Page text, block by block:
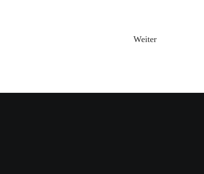
Weiter